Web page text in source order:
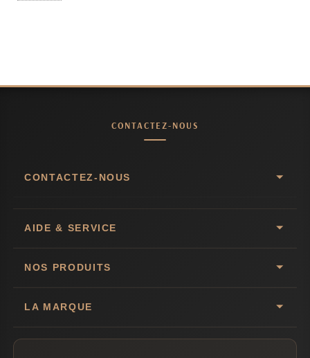
CONTACTEZ-NOUS
CONTACTEZ-NOUS
AIDE & SERVICE
NOS PRODUITS
LA MARQUE